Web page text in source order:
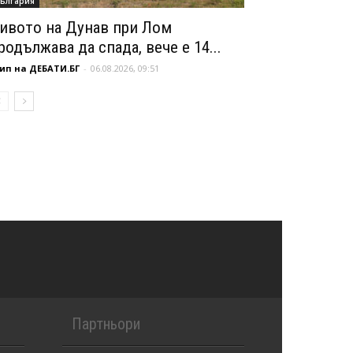
на Дунав при Лом
да спада, вече е 14...
на ДЕБАТИ.БГ - 06.08.2026, 09:51
Партньори